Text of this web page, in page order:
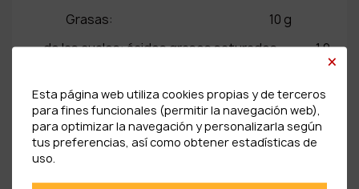
Grasas: 10 g
de las cuales: ácidos grasos saturados 1,9
Hidratos de carbono 2,2 g
de los cuales azúcares: 0 g
Proteínas: 22 g
Sal: 1,5 g
×
Esta página web utiliza cookies propias y de terceros
para fines funcionales (permitir la navegación web),
para optimizar la navegación y personalizarla según
tus preferencias, así como obtener estadísticas de
uso.